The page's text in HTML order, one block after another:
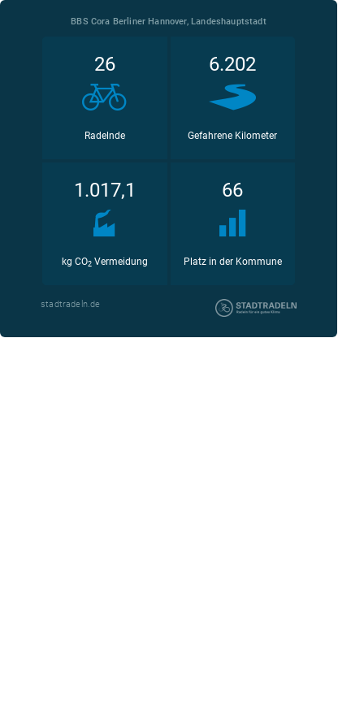
BBS Cora Berliner Hannover, Landeshauptstadt
26
Radelnde
6.202
Gefahrene Kilometer
1.017,1
kg CO2Vermeidung
66
Platz in der Kommune
stadtradeln.de